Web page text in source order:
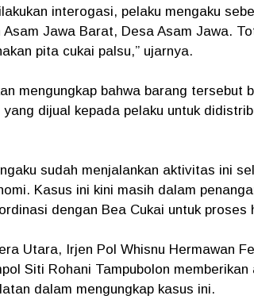
interogasi, pelaku mengaku
Asam Jawa Barat, Desa Asam Jawa.
pita cukai palsu,” ujarnya.
mengungkap bahwa barang tersebut
dijual kepada pelaku untuk
sudah menjalankan aktivitas ini
Kasus ini kini masih dalam
dengan Bea Cukai untuk proses
Utara, Irjen Pol Whisnu Hermawan
Siti Rohani Tampubolon
dalam mengungkap kasus ini.